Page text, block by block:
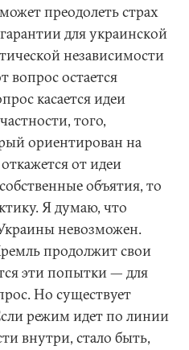
преодолеть страх
для украинской
независимости
вопрос остается
касается идеи
того,
ориентирован на
от идеи
объятия, то
Я думаю, что
невозможен.
продолжит свои
эти попытки — для
Но существует
режим идет по линии
внутри, стало быть,